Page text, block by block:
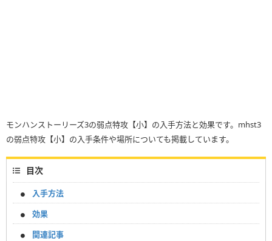
モンハンストーリーズ3の弱点特攻【小】の入手方法と効果です。mhst3
の弱点特攻【小】の入手条件や場所についても掲載しています。
目次
入手方法
効果
関連記事